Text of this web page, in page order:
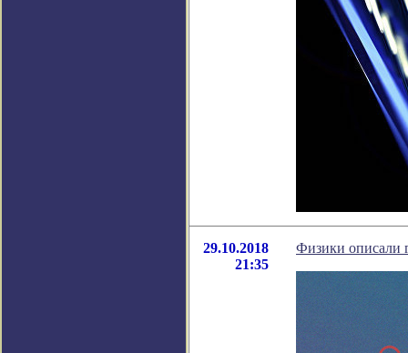
29.10.2018
21:35
Физики описали